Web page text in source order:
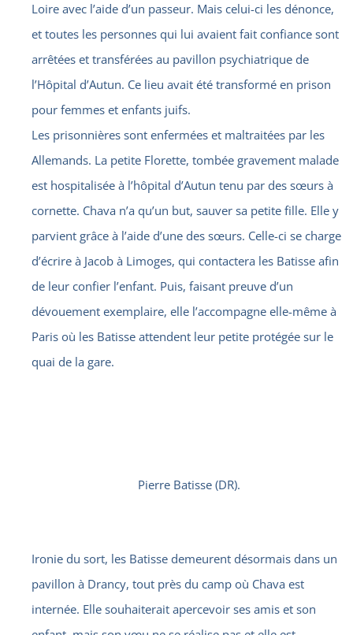
Loire avec l’aide d’un passeur. Mais celui-ci les dénonce,
et toutes les personnes qui lui avaient fait confiance sont
arrêtées et transférées au pavillon psychiatrique de
l’Hôpital d’Autun. Ce lieu avait été transformé en prison
pour femmes et enfants juifs.
Les prisonnières sont enfermées et maltraitées par les
Allemands. La petite Florette, tombée gravement malade
est hospitalisée à l’hôpital d’Autun tenu par des sœurs à
cornette. Chava n’a qu’un but, sauver sa petite fille. Elle y
parvient grâce à l’aide d’une des sœurs. Celle-ci se charge
d’écrire à Jacob à Limoges, qui contactera les Batisse afin
de leur confier l’enfant. Puis, faisant preuve d’un
dévouement exemplaire, elle l’accompagne elle-même à
Paris où les Batisse attendent leur petite protégée sur le
quai de la gare.
Pierre Batisse (DR).
Ironie du sort, les Batisse demeurent désormais dans un
pavillon à Drancy, tout près du camp où Chava est
internée. Elle souhaiterait apercevoir ses amis et son